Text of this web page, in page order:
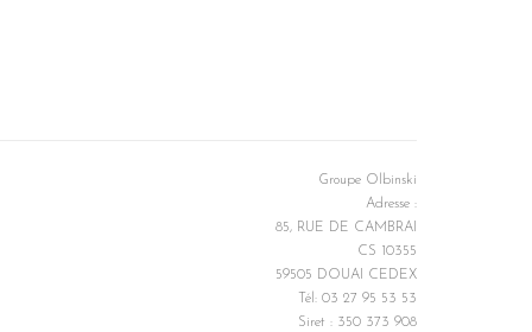
Groupe Olbinski
Adresse :
85, RUE DE CAMBRAI
CS 10355
59505 DOUAI CEDEX
Tél: 03 27 95 53 53
Siret : 350 373 908